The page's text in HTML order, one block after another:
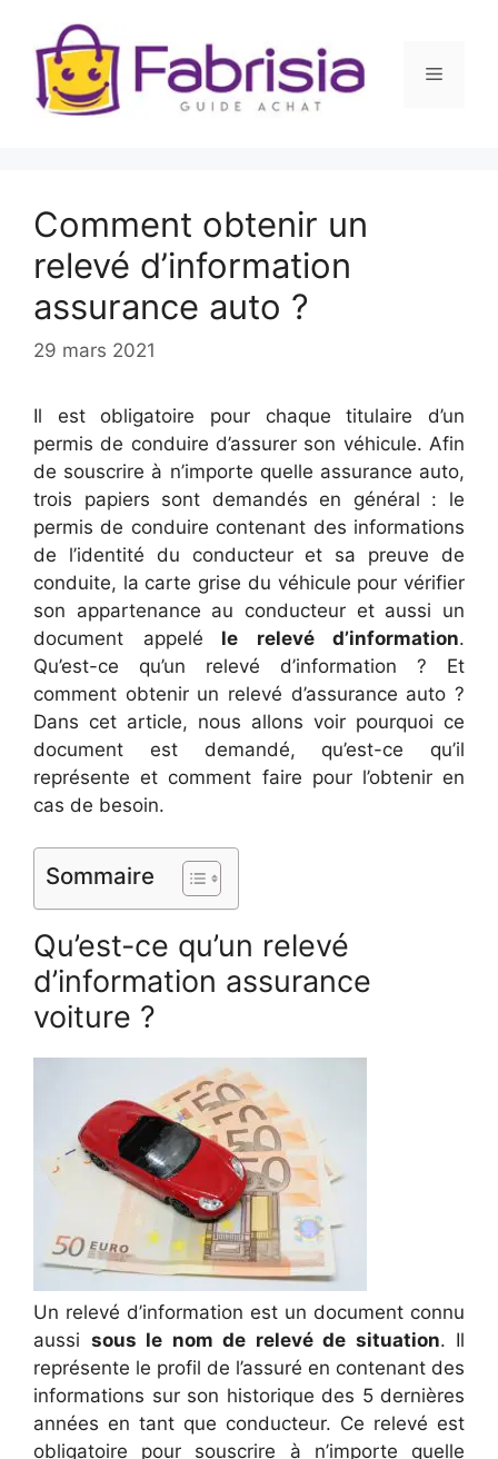
contenu
Menu
Comment obtenir un
relevé d’information
assurance auto ?
29 mars 2021
Il est obligatoire pour chaque titulaire d’un
permis de conduire d’assurer son véhicule. Afin
de souscrire à n’importe quelle assurance auto,
trois papiers sont demandés en général : le
permis de conduire contenant des informations
de l’identité du conducteur et sa preuve de
conduite, la carte grise du véhicule pour vérifier
son appartenance au conducteur et aussi un
document appelé le relevé d’information.
Qu’est-ce qu’un relevé d’information ? Et
comment obtenir un relevé d’assurance auto ?
Dans cet article, nous allons voir pourquoi ce
document est demandé, qu’est-ce qu’il
représente et comment faire pour l’obtenir en
cas de besoin.
Sommaire
Qu’est-ce qu’un relevé
d’information assurance
voiture ?
Un relevé d’information est un document connu
aussi sous le nom de relevé de situation. Il
représente le profil de l’assuré en contenant des
informations sur son historique des 5 dernières
années en tant que conducteur. Ce relevé est
obligatoire pour souscrire à n’importe quelle